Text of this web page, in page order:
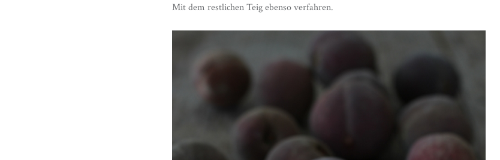
Mit dem restlichen Teig ebenso verfahren.